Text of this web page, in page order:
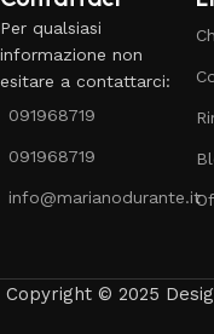
Per qualsiasi
informazione non
esitare a contattarci:
091968719
091968719
info@marianodurante.it
Copyright © 2025